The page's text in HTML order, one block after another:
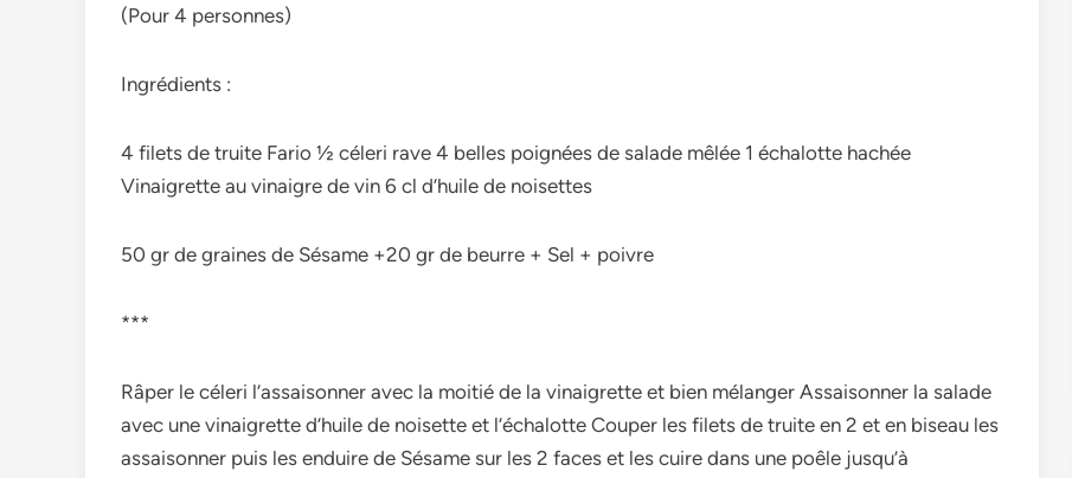
(Pour 4 personnes)
Ingrédients :
4 filets de truite Fario ½ céleri rave 4 belles poignées de salade mêlée 1 échalotte hachée
Vinaigrette au vinaigre de vin 6 cl d’huile de noisettes
50 gr de graines de Sésame +20 gr de beurre + Sel + poivre
***
Râper le céleri l’assaisonner avec la moitié de la vinaigrette et bien mélanger Assaisonner la salade
avec une vinaigrette d’huile de noisette et l’échalotte Couper les filets de truite en 2 et en biseau les
assaisonner puis les enduire de Sésame sur les 2 faces et les cuire dans une poêle jusqu’à